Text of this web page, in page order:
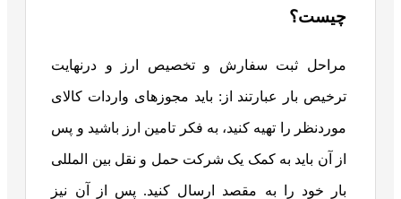
چیست؟
مراحل ثبت سفارش و تخصیص ارز و درنهایت
ترخیص بار عبارتند از: باید مجوزهای واردات کالای
موردنظر را تهیه کنید، به فکر تامین ارز باشید و پس
از آن باید به کمک یک شرکت حمل و نقل بین المللی
بار خود را به مقصد ارسال کنید. پس از آن نیز